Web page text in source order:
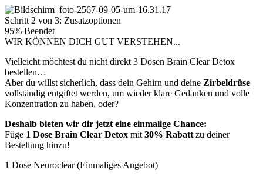
Schritt 2 von 3: Zusatzoptionen
95% Beendet
WIR KÖNNEN DICH GUT VERSTEHEN...
Vielleicht möchtest du nicht direkt 3 Dosen Brain Clear Detox
bestellen…
Aber du willst sicherlich, dass dein Gehirn und deine Zirbeldrüse
vollständig entgiftet werden, um wieder klare Gedanken und volle
Konzentration zu haben, oder?
Deshalb bieten wir dir jetzt eine einmalige Chance:
Füge 1 Dose Brain Clear Detox mit 30% Rabatt zu deiner
Bestellung hinzu!
1 Dose Neuroclear (Einmaliges Angebot)